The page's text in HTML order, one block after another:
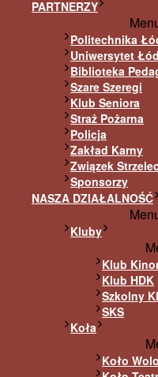
PARTNERZY
Politechnika
Uniwersytet
Biblioteka
Szare Szeregi
Klub Seniora
Straż Pożarna
Policja
Zakład Karny
Związek
Sponsorzy
NASZA DZIAŁALNOŚĆ
Kluby
Klub
Klub HDK
Szkolny
SKS
Koła
Koło